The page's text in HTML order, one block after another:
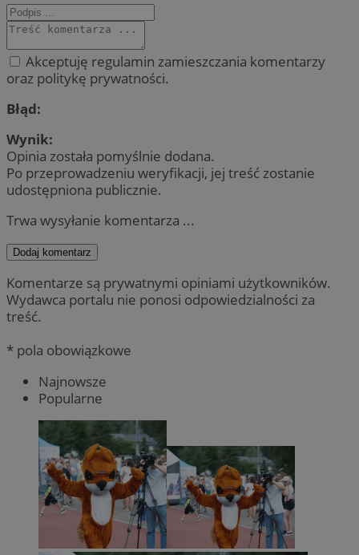
Akceptuję regulamin zamieszczania komentarzy
oraz politykę prywatności.
Błąd:
Wynik:
Opinia została pomyślnie dodana.
Po przeprowadzeniu weryfikacji, jej treść zostanie
udostępniona publicznie.
Trwa wysyłanie komentarza ...
Dodaj komentarz
Komentarze są prywatnymi opiniami użytkowników.
Wydawca portalu nie ponosi odpowiedzialności za
treść.
* pola obowiązkowe
Najnowsze
Popularne